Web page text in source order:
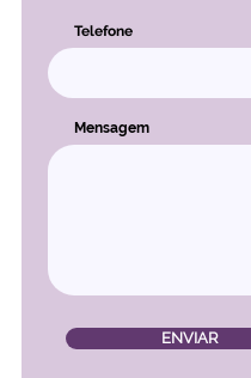
Telefone
Mensagem
ENVIAR